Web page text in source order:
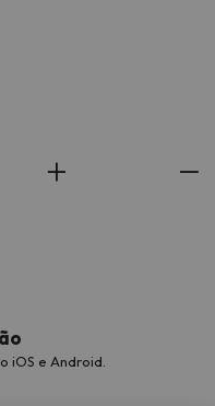
iOS e Android.